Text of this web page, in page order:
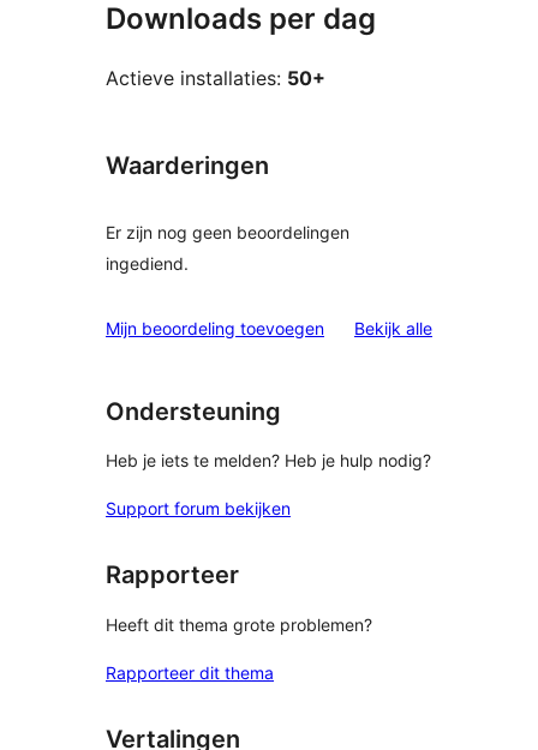
Downloads per dag
Actieve installaties: 50+
Waarderingen
Er zijn nog geen beoordelingen
ingediend.
Mijn beoordeling toevoegen Bekijk alle
Ondersteuning
Heb je iets te melden? Heb je hulp nodig?
Support forum bekijken
Rapporteer
Heeft dit thema grote problemen?
Rapporteer dit thema
Vertalingen